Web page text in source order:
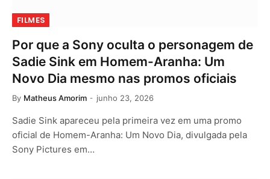
FILMES
Por que a Sony oculta o personagem de
Sadie Sink em Homem-Aranha: Um
Novo Dia mesmo nas promos oficiais
By Matheus Amorim junho 23, 2026
Sadie Sink apareceu pela primeira vez em uma promo
oficial de Homem-Aranha: Um Novo Dia, divulgada pela
Sony Pictures em…